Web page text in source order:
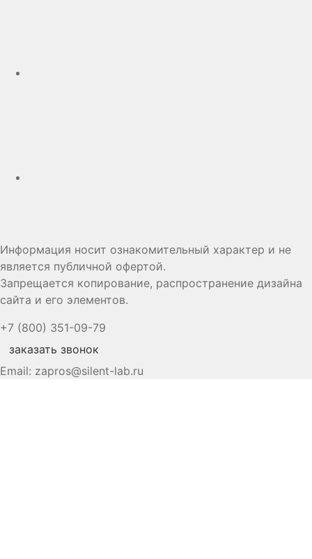
Информация носит ознакомительный характер и не
является публичной офертой.
Запрещается копирование, распространение дизайна
сайта и его элементов.
+7 (800) 351-09-79
заказать звонок
Email: zapros@silent-lab.ru